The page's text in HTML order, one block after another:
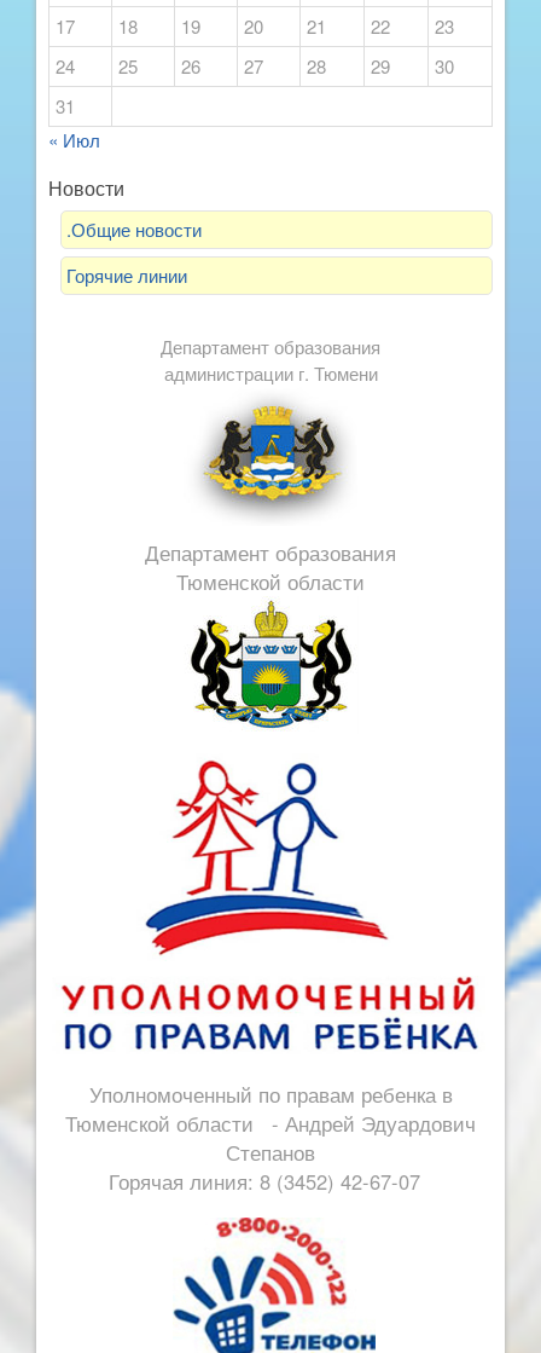
17
18 19 20 21 22
23
24
25 26 27 28 29
30
31
« Июл
Новости
.Общие новости
Горячие линии
Департамент образования
администрации г. Тюмени
Департамент образования
Тюменской области
Уполномоченный по правам ребенка в
Тюменской области - Андрей Эдуардович
Степанов
Горячая линия: 8 (3452) 42-67-07